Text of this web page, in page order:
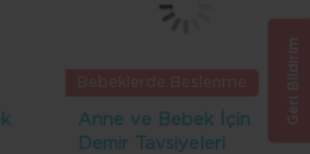
Anne ve Bebek İçin
Demir Tavsiyeleri